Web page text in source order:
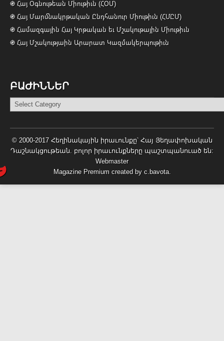
֍ Հայ Օգնութեան Միութիւն (ՀՕՄ)
֍ Հայ Մարմնակրթական Ընդհանուր Միութիւն (ՀՄԸՄ)
֍ Համազգային Հայ Կրթական եւ Մշակութային Միութիւն
֍ Հայ Մշակությաին Արարատ Կազմակերպութիւն
ԲԱԺԻՆՆԵՐ
Բաժիններ
© 2000-2017 Հեղինակային իրաւունքը՝ Հայ Յեղափոխական
Դաշնակցութեան. բոլոր իրաւունքները պաշտպանուած են:
Webmaster
Magazine Premiumcreated by c.bavota.